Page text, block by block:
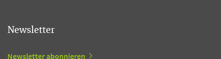
Newsletter
Newsletter abonnieren